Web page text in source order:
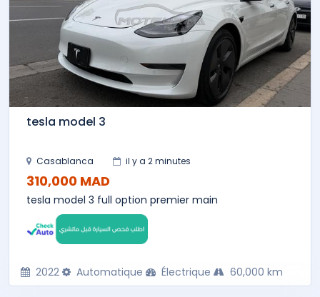
tesla model 3
Casablanca il y a 2 minutes
310,000 MAD
tesla model 3 full option premier main
2022 Automatique Électrique 60,000 km